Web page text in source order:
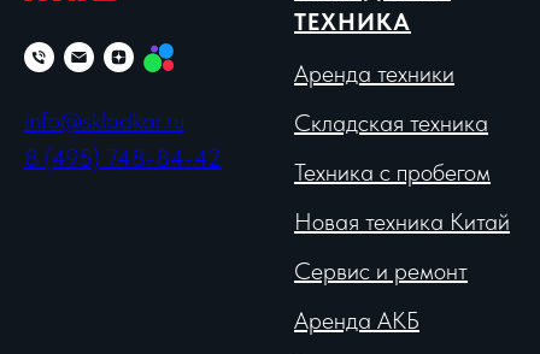
info@skladkar.ru
8 (495) 748-84-42
ТЕХНИКА
Аренда техники
Складская техника
Техника с пробегом
Новая техника Китай
Сервис и ремонт
Аренда АКБ